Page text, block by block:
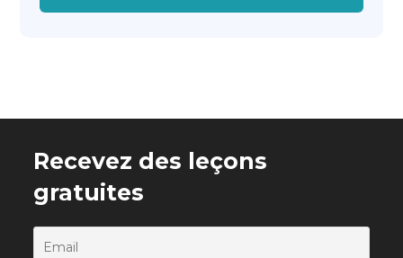
Recevez des leçons
gratuites